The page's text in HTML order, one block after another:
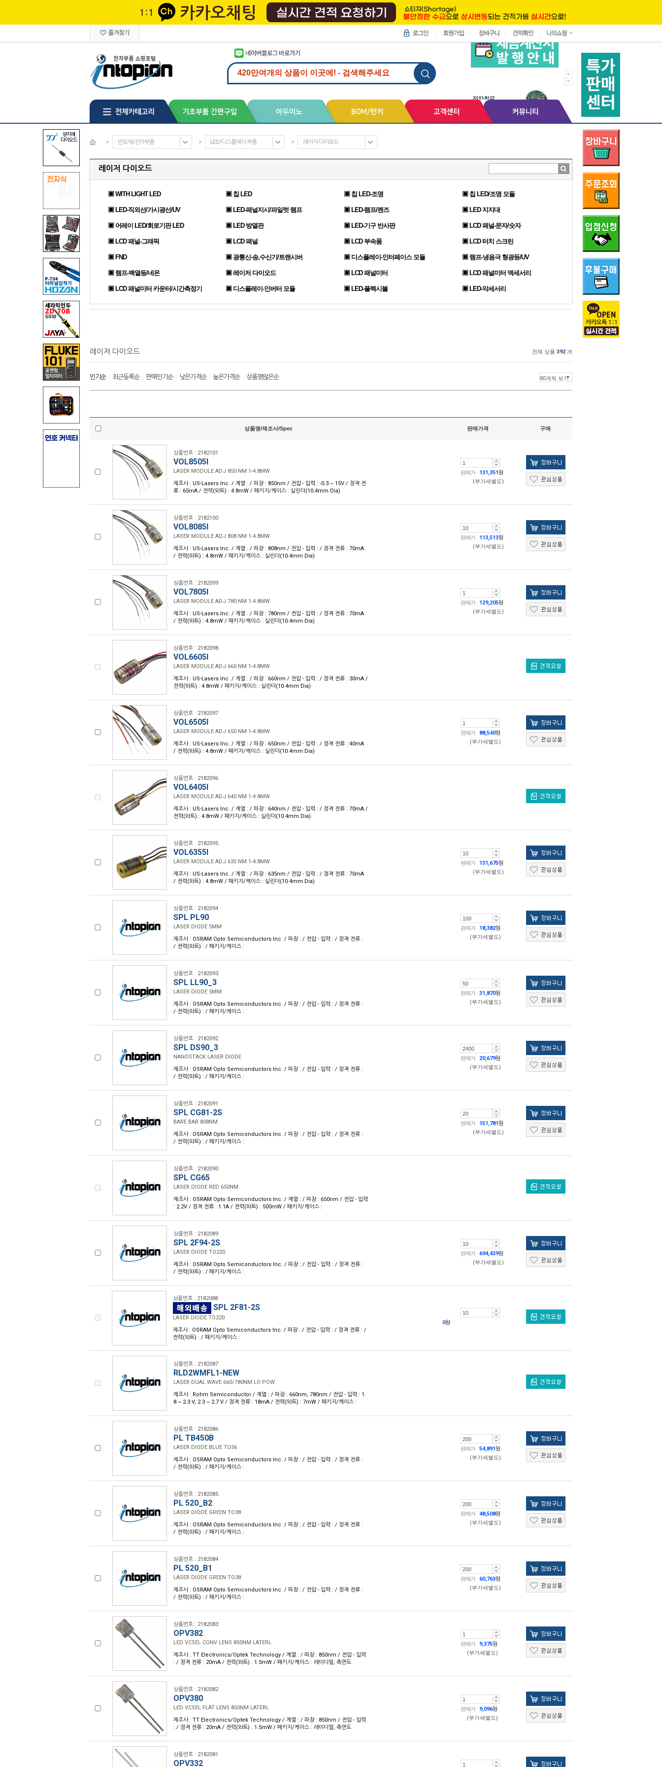
> 반도체/전자부품 > LED/디스플레이 부품 > 레이저 다이오드
레이저 다이오드
▣ WITH LIGHT LED ▣ 칩 LED ▣ 칩 LED-조명 ▣ 칩 LED/조명 모듈
▣ LED-직외선/가시광선/UV ▣ LED-패널지시/파일럿 램프 ▣ LED-램프/렌즈 ▣ LED 지지대
▣ 어레이 LED/회로기판 LED ▣ LED 방열판 ▣ LED-기구 반사판 ▣ LCD 패널-문자/숫자
▣ LCD 패널-그래픽 ▣ LCD 패널 ▣ LCD 부속품 ▣ LCD 터치 스크린
▣ FND ▣ 광통신-송,수신기/트랜시버 ▣ 디스플레이-인터페이스 모듈 ▣ 램프-냉음극 형광등/UV
▣ 램프-백열등/네온 ▣ 레이저 다이오드 ▣ LCD 패널미터 ▣ LCD 패널미터 액세서리
▣ LCD 패널미터 카운터/시간측정기 ▣ 디스플레이-인버터 모듈 ▣ LED-플렉시블 ▣ LED-악세서리
레이저 다이오드 전체 상품 392 개
인기순| 최근등록순| 판매인기순| 낮은가격순| 높은가격순| 상품평많은순
상품명/제조사/Spec 판매가격 구매
상품번호 : 2182101
VOL8505I
LASER MODULE ADJ 850 NM 1-4.8MW
제조사 : US-Lasers Inc. / 계열 : / 파장 : 850nm / 전압 - 입력 : -0.3 ~ 15V / 정격 전
류 : 65mA / 전력(와트) : 4.8mW / 패키지/케이스 : 실린더(10.4mm Dia)
판매가 131,351원
(부가세별도)
상품번호 : 2182100
VOL8085I
LASER MODULE ADJ 808 NM 1-4.8MW
제조사 : US-Lasers Inc. / 계열 : / 파장 : 808nm / 전압 - 입력 : / 정격 전류 : 70mA
/ 전력(와트) : 4.8mW / 패키지/케이스 : 실린더(10.4mm Dia)
판매가 113,513원
(부가세별도)
상품번호 : 2182099
VOL7805I
LASER MODULE ADJ 780 NM 1-4.8MW
제조사 : US-Lasers Inc. / 계열 : / 파장 : 780nm / 전압 - 입력 : / 정격 전류 : 70mA
/ 전력(와트) : 4.8mW / 패키지/케이스 : 실린더(10.4mm Dia)
판매가 129,205원
(부가세별도)
상품번호 : 2182098
VOL6605I
LASER MODULE ADJ 660 NM 1-4.8MW
제조사 : US-Lasers Inc. / 계열 : / 파장 : 660nm / 전압 - 입력 : / 정격 전류 : 30mA /
전력(와트) : 4.8mW / 패키지/케이스 : 실린더(10.4mm Dia)
상품번호 : 2182097
VOL6505I
LASER MODULE ADJ 650 NM 1-4.8MW
제조사 : US-Lasers Inc. / 계열 : / 파장 : 650nm / 전압 - 입력 : / 정격 전류 : 40mA
/ 전력(와트) : 4.8mW / 패키지/케이스 : 실린더(10.4mm Dia)
판매가 88,540원
(부가세별도)
상품번호 : 2182096
VOL6405I
LASER MODULE ADJ 640 NM 1-4.8MW
제조사 : US-Lasers Inc. / 계열 : / 파장 : 640nm / 전압 - 입력 : / 정격 전류 : 70mA /
전력(와트) : 4.8mW / 패키지/케이스 : 실린더(10.4mm Dia)
상품번호 : 2182095
VOL6355I
LASER MODULE ADJ 635 NM 1-4.8MW
제조사 : US-Lasers Inc. / 계열 : / 파장 : 635nm / 전압 - 입력 : / 정격 전류 : 70mA
/ 전력(와트) : 4.8mW / 패키지/케이스 : 실린더(10.4mm Dia)
판매가 131,675원
(부가세별도)
상품번호 : 2182094
SPL PL90
LASER DIODE 5MM
제조사 : OSRAM Opto Semiconductors Inc. / 파장 : / 전압 - 입력 : / 정격 전류 :
/ 전력(와트) : / 패키지/케이스 :
판매가 18,382원
(부가세별도)
상품번호 : 2182093
SPL LL90_3
LASER DIODE 5MM
제조사 : OSRAM Opto Semiconductors Inc. / 파장 : / 전압 - 입력 : / 정격 전류 :
/ 전력(와트) : / 패키지/케이스 :
판매가 31,870원
(부가세별도)
상품번호 : 2182092
SPL DS90_3
NANOSTACK LASER DIODE
제조사 : OSRAM Opto Semiconductors Inc. / 파장 : / 전압 - 입력 : / 정격 전류 :
/ 전력(와트) : / 패키지/케이스 :
판매가 20,679원
(부가세별도)
상품번호 : 2182091
SPL CG81-2S
BARE BAR 808NM
제조사 : OSRAM Opto Semiconductors Inc. / 파장 : / 전압 - 입력 : / 정격 전류 :
/ 전력(와트) : / 패키지/케이스 :
판매가 151,781원
(부가세별도)
상품번호 : 2182090
SPL CG65
LASER DIODE RED 650NM
제조사 : OSRAM Opto Semiconductors Inc. / 계열 : / 파장 : 650nm / 전압 - 입력
: 2.2V / 정격 전류 : 1.1A / 전력(와트) : 500mW / 패키지/케이스 :
상품번호 : 2182089
SPL 2F94-2S
LASER DIODE TO220
제조사 : OSRAM Opto Semiconductors Inc. / 파장 : / 전압 - 입력 : / 정격 전류 :
/ 전력(와트) : / 패키지/케이스 :
판매가 694,439원
(부가세별도)
상품번호 : 2182088
SPL 2F81-2S
LASER DIODE TO220
제조사 : OSRAM Opto Semiconductors Inc. / 파장 : / 전압 - 입력 : / 정격 전류 : /
전력(와트) : / 패키지/케이스 :
0원
상품번호 : 2182087
RLD2WMFL1-NEW
LASER DUAL WAVE 660/780NM LO POW
제조사 : Rohm Semiconductor / 계열 : / 파장 : 660nm, 780nm / 전압 - 입력 : 1.
8 ~ 2.3 V, 2.3 ~ 2.7 V / 정격 전류 : 18mA / 전력(와트) : 7mW / 패키지/케이스 :
상품번호 : 2182086
PL TB450B
LASER DIODE BLUE TO56
제조사 : OSRAM Opto Semiconductors Inc. / 파장 : / 전압 - 입력 : / 정격 전류 :
/ 전력(와트) : / 패키지/케이스 :
판매가 54,891원
(부가세별도)
상품번호 : 2182085
PL 520_B2
LASER DIODE GREEN TO38
제조사 : OSRAM Opto Semiconductors Inc. / 파장 : / 전압 - 입력 : / 정격 전류 :
/ 전력(와트) : / 패키지/케이스 :
판매가 48,508원
(부가세별도)
상품번호 : 2182084
PL 520_B1
LASER DIODE GREEN TO38
제조사 : OSRAM Opto Semiconductors Inc. / 파장 : / 전압 - 입력 : / 정격 전류 :
/ 전력(와트) : / 패키지/케이스 :
판매가 60,763원
(부가세별도)
상품번호 : 2182083
OPV382
LED VCSEL CONV LENS 850NM LATERL
제조사 : TT Electronics/Optek Technology / 계열 : / 파장 : 850nm / 전압 - 입력
: / 정격 전류 : 20mA / 전력(와트) : 1.5mW / 패키지/케이스 : 레이디얼, 측면도
판매가 9,375원
(부가세별도)
상품번호 : 2182082
OPV380
LED VCSEL FLAT LENS 850NM LATERL
제조사 : TT Electronics/Optek Technology / 계열 : / 파장 : 850nm / 전압 - 입력
: / 정격 전류 : 20mA / 전력(와트) : 1.5mW / 패키지/케이스 : 레이디얼, 측면도
판매가 9,096원
(부가세별도)
상품번호 : 2182081
OPV332